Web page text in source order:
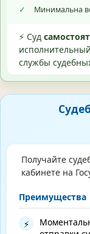
✓
Минимальна
⚡ Суд
службы
Получайте
кабинете на
Преимущества
⚡